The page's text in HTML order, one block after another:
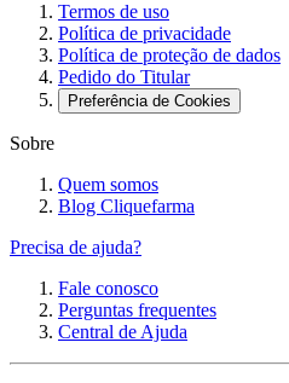
Termos de uso
Política de privacidade
Política de proteção de dados
Pedido do Titular
Preferência de Cookies
Sobre
Quem somos
Blog Cliquefarma
Precisa de ajuda?
Fale conosco
Perguntas frequentes
Central de Ajuda